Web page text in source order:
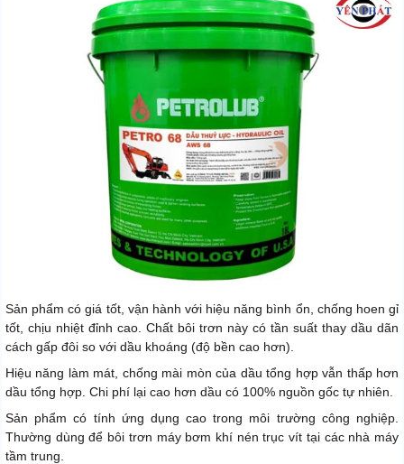
Sản phẩm có giá tốt, vận hành với hiệu năng bình ổn, chống hoen gỉ
tốt, chịu nhiệt đỉnh cao. Chất bôi trơn này có tần suất thay dầu dãn
cách gấp đôi so với dầu khoáng (độ bền cao hơn).
Hiệu năng làm mát, chống mài mòn của dầu tổng hợp vẫn thấp hơn
dầu tổng hợp. Chi phí lại cao hơn dầu có 100% nguồn gốc tự nhiên.
Sản phẩm có tính ứng dụng cao trong môi trường công nghiệp.
Thường dùng để bôi trơn máy bơm khí nén trục vít tại các nhà máy
tầm trung.